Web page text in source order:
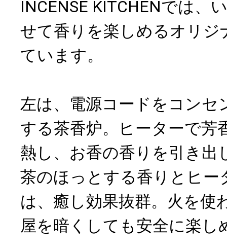
INCENSE KITCHENでは、
せて香りを楽しめるオリジ
ています。
左は、電源コードをコンセ
する茶香炉。ヒーターで芳
熱し、お香の香りを引き出
茶のほっとする香りとヒー
は、癒し効果抜群。火を使
屋を暗くしても安全に楽し